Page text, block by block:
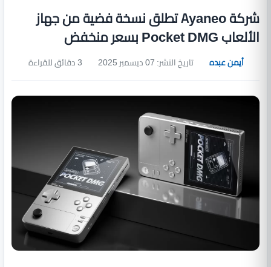
شركة Ayaneo تطلق نسخة فضية من جهاز
الألعاب Pocket DMG بسعر منخفض
أيمن عبده تاريخ النشر: 07 ديسمبر 2025